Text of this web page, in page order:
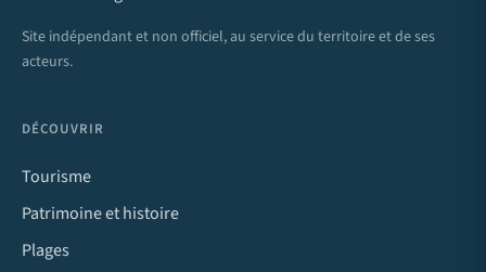
Site indépendant et non officiel, au service du territoire et de ses
acteurs.
DÉCOUVRIR
Tourisme
Patrimoine et histoire
Plages